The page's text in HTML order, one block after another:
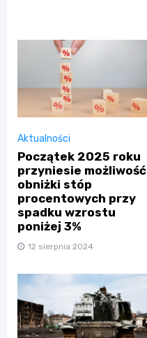
Aktualności
Początek 2025 roku
przyniesie możliwość
obniżki stóp
procentowych przy
spadku wzrostu
poniżej 3%
12 sierpnia 2024